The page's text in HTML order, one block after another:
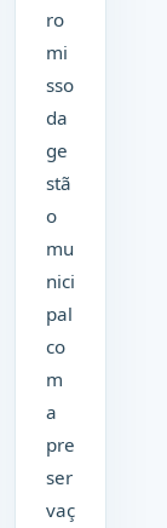
ro
mi
sso
da
ge
stã
o
mu
nici
pal
co
m
a
pre
ser
vaç